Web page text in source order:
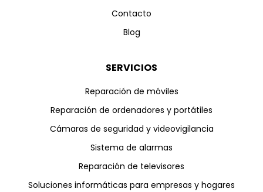
Contacto
Blog
SERVICIOS
Reparación de móviles
Reparación de ordenadores y portátiles
Cámaras de seguridad y videovigilancia
Sistema de alarmas
Reparación de televisores
Soluciones informáticas para empresas y hogares